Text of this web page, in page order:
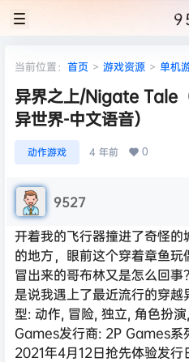
当前位置： 首页 > 游戏资源 > 单机
异界之上/Nigate Tale
异世界-中文语音）
动作游戏 4 年前 0
9527
开着我的飞行器撞进了奇怪
的地方，眼前这个穿着章鱼
冒出来的哥布林又是怎么回
是说我遇上了最近流行的穿
型: 动作, 冒险, 独立, 角色扮
Games发行商: 2P Games系
2021年4月12日抢先体验发